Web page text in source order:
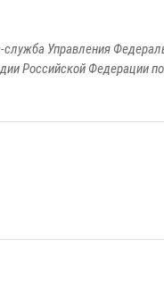
служба Управления
Российской Федерации